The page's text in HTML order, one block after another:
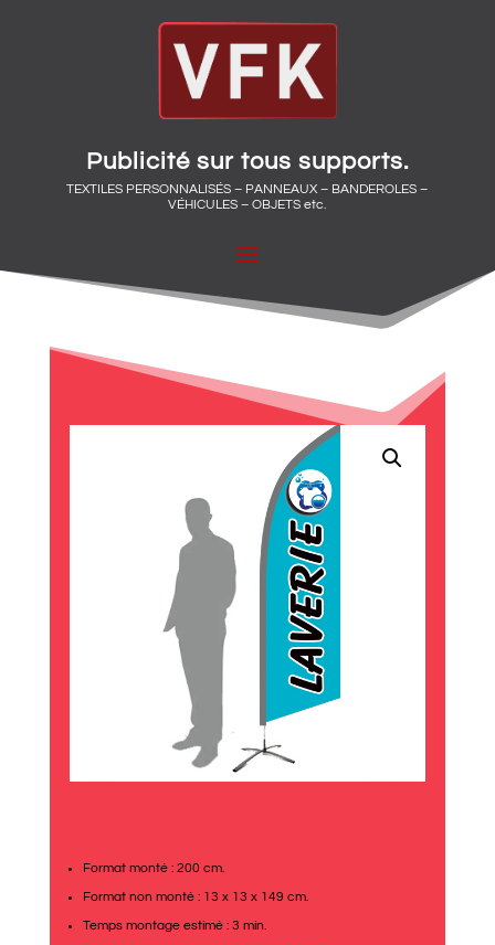
Publicité sur tous supports.
TEXTILES PERSONNALISÉS – PANNEAUX – BANDEROLES –
VÉHICULES – OBJETS etc.
Format monté : 200 cm.
Format non monté : 13 x 13 x 149 cm.
Temps montage estimé : 3 min.